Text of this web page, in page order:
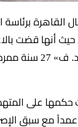
على
مع سبق